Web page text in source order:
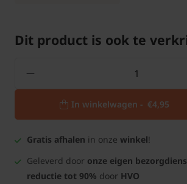
Dit product is ook te
In winkelwagen - €4,95
Gratis afhalen in onze winkel!
Geleverd door onze eigen
reductie tot 90% door HVO